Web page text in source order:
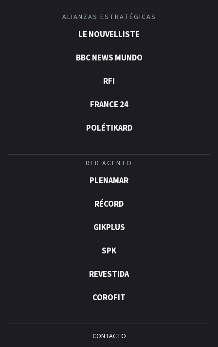
ALIANZAS ESTRATÉGICAS
LE NOUVELLISTE
BBC NEWS MUNDO
RFI
FRANCE 24
POLÉTIKARD
RED ACENTO
PLENAMAR
RÉCORD
GIKPLUS
SPK
REVESTIDA
COROFIT
CONTACTO